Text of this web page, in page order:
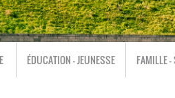
ÉDUCATION - JEUNESSE FAMILLE